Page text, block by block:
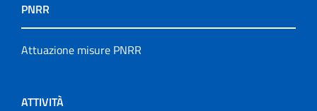
PNRR
Attuazione misure PNRR
ATTIVITÀ